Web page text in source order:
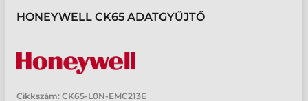
HONEYWELL CK65 ADATGYŰJTŐ
Cikkszám: CK65-L0N-EMC213E